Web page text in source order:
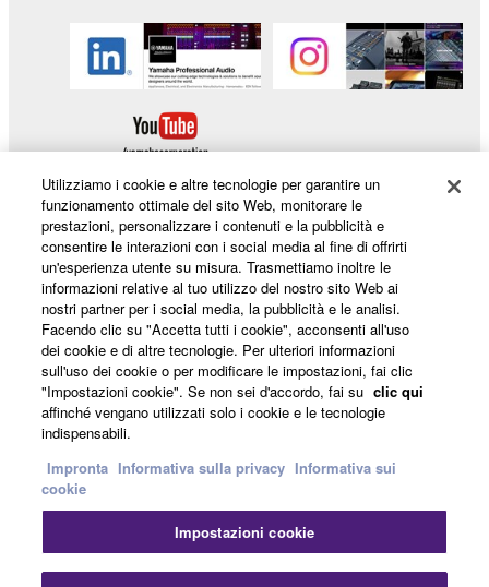
Prodotti e soluzioni
Notizie
Informazioni su Yamaha
Italia - Italian
Consumatore
Utilizziamo i cookie e altre tecnologie per garantire un
funzionamento ottimale del sito Web, monitorare le
prestazioni, personalizzare i contenuti e la pubblicità e
consentire le interazioni con i social media al fine di offrirti
un'esperienza utente su misura. Trasmettiamo inoltre le
informazioni relative al tuo utilizzo del nostro sito Web ai
nostri partner per i social media, la pubblicità e le analisi.
Facendo clic su "Accetta tutti i cookie", acconsenti all'uso
dei cookie e di altre tecnologie. Per ulteriori informazioni
sull'uso dei cookie o per modificare le impostazioni, fai clic
"Impostazioni cookie". Se non sei d'accordo, fai su clic qui
affinché vengano utilizzati solo i cookie e le tecnologie
indispensabili.
Impronta Informativa sulla privacy Informativa sui
cookie
Impostazioni cookie